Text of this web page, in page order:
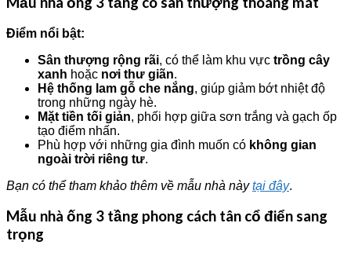
Điểm nổi bật:
Sân thượng rộng rãi, có thể làm khu vực trồng cây
xanh hoặc nơi thư giãn.
Hệ thống lam gỗ che nắng, giúp giảm bớt nhiệt độ
trong những ngày hè.
Mặt tiền tối giản, phối hợp giữa sơn trắng và gạch ốp
tạo điểm nhấn.
Phù hợp với những gia đình muốn có không gian
ngoài trời riêng tư.
Bạn có thể tham khảo thêm về mẫu nhà nàytại đây.
Mẫu nhà ống 3 tầng phong cách tân cổ điển sang
trọng